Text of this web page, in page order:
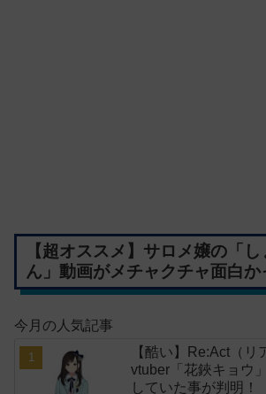
【超オススメ】サロメ嬢の「
ん」動画がメチャクチャ面白か
今月の人気記事
【酷い】Re:Act（リ
vtuber「花鋏キョウ
していた事が判明！